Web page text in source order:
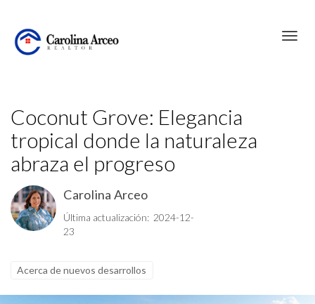
Coconut Grove: Elegancia
tropical donde la naturaleza
abraza el progreso
Carolina Arceo
Última actualización: 2024-12-
23
Acerca de nuevos desarrollos